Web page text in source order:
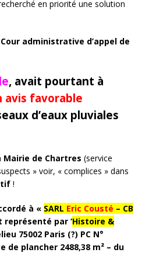
en priorité une solution
administrative d’appel de
, avait pourtant à
avis favorable
d’eaux pluviales
Mairie de Chartres (service
» voir, « complices » dans
!
à « SARL Eric Cousté – CB
par ‘Histoire &
75002 Paris (?) PC N°
de plancher 2488,38 m² – du